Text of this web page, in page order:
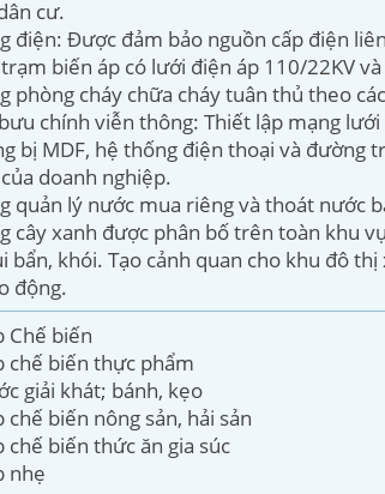
cư.
điện: Được đảm bảo nguồn cấp điện
biến áp có lưới điện áp 110/22KV
phòng cháy chữa cháy tuân thủ theo
chính viễn thông: Thiết lập mạng
bị MDF, hệ thống điện thoại và đường
doanh nghiệp.
quản lý nước mua riêng và thoát nước
cây xanh được phân bố trên toàn khu
bẩn, khói. Tạo cảnh quan cho khu đô
động.
Chế biến
chế biến thực phẩm
giải khát; bánh, kẹo
chế biến nông sản, hải sản
chế biến thức ăn gia súc
nhẹ